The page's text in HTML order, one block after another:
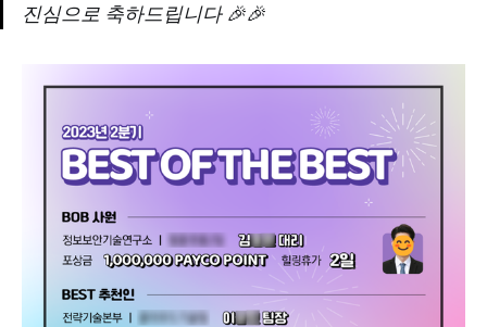
진심으로 축하드립니다 🎉🎉